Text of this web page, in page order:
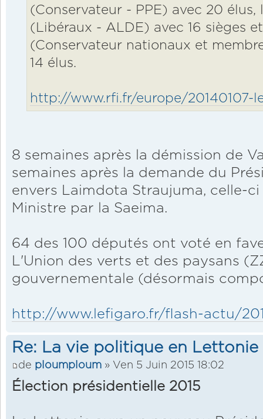
(Conservateur - PPE) avec 20
(Libéraux - ALDE) avec 16 sièges
(Conservateur nationaux et
14 élus.
http://www.rfi.fr/europe/20140107-
8 semaines après la démission de
semaines après la demande du
envers Laimdota Straujuma, celle-
Ministre par la Saeima.
64 des 100 députés ont voté en
L'Union des verts et des paysans
gouvernementale (désormais
http://www.lefigaro.fr/flash-actu/
Re: La vie politique en Lettonie
de ploumploum » Ven 5 Juin 2015 18:02
Élection présidentielle 2015